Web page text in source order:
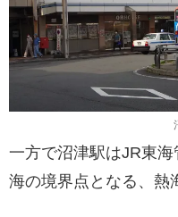
一方で沼津駅はJR東
海の境界点となる、熱